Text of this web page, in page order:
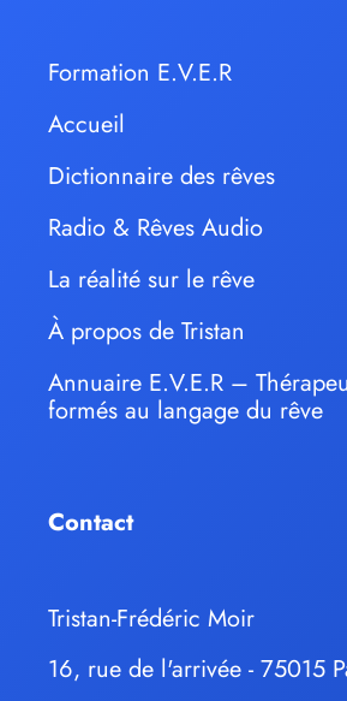
Formation E.V.E.R
Accueil
Dictionnaire des rêves
Radio & Rêves Audio
La réalité sur le rêve
À propos de Tristan
Annuaire E.V.E.R –
formés au langage du rêve
Contact
Tristan-Frédéric Moir
16, rue de l'arrivée - 75015